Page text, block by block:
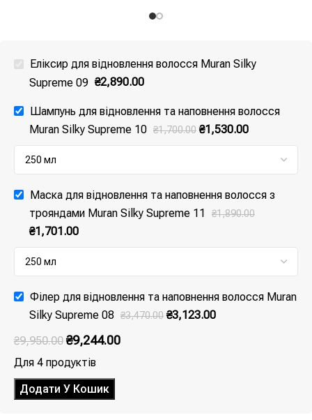
реструктуруючим та
розплутуючим властивостям,
допомагає захистити
волосся від
ультрафіолетового
випромінювання.
троянди та шипшини діють на
роблячи волосся помітно
Еліксир для відновлення волосся Muran Silky
Supreme 09 ₴2,890.00
Шампунь для відновлення та наповнення волосся
Muran Silky Supreme 10 ₴1,700.00 ₴1,530.00
Маска для відновлення та наповнення волосся з
трояндами Muran Silky Supreme 11
₴1,890.00
₴1,701.00
Філер для відновлення та наповнення волосся Muran
Silky Supreme 08 ₴3,470.00 ₴3,123.00
₴9,950.00 ₴9,244.00
Для 4 продуктів
Додати У Кошик